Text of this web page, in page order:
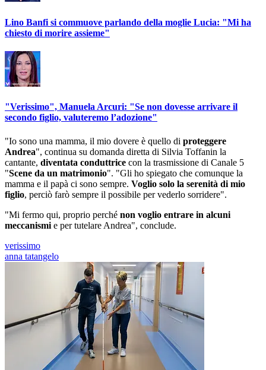
Lino Banfi si commuove parlando della moglie Lucia: "Mi ha
chiesto di morire assieme"
"Verissimo", Manuela Arcuri: "Se non dovesse arrivare il
secondo figlio, valuteremo l’adozione"
"Io sono una mamma, il mio dovere è quello di proteggere
Andrea", continua su domanda diretta di Silvia Toffanin la
cantante, diventata conduttrice con la trasmissione di Canale 5
"Scene da un matrimonio". "Gli ho spiegato che comunque la
mamma e il papà ci sono sempre. Voglio solo la serenità di mio
figlio, perciò farò sempre il possibile per vederlo sorridere".
"Mi fermo qui, proprio perché non voglio entrare in alcuni
meccanismi e per tutelare Andrea", conclude.
verissimo
anna tatangelo